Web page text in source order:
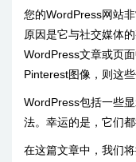
您的WordPress网站
原因是它与社交媒体
WordPress文章或页
Pinterest图像，则这些
WordPress包括一些
法。幸运的是，它们
在这篇文章中，我们